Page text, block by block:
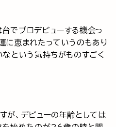
でプロデビューする機会っ
に恵まれたっていうのもあり
なという気持ちがものすごく
、デビューの年齢としては